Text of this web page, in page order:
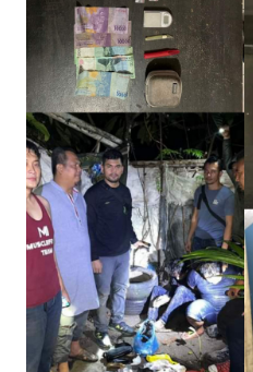
KAMI
INFO
IKLAN
TENTANG
KAMI
PEDOMAN
MEDIA
SIBER
REDAKSI